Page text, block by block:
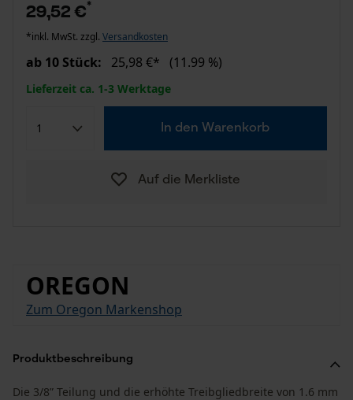
29,52 €*
*inkl. MwSt. zzgl. Versandkosten
ab 10 Stück: 25,98 €* (11.99 %)
Lieferzeit ca. 1-3 Werktage
In den Warenkorb
Auf die Merkliste
OREGON
Zum Oregon Markenshop
Produktbeschreibung
Die 3/8” Teilung und die erhöhte Treibgliedbreite von 1.6 mm